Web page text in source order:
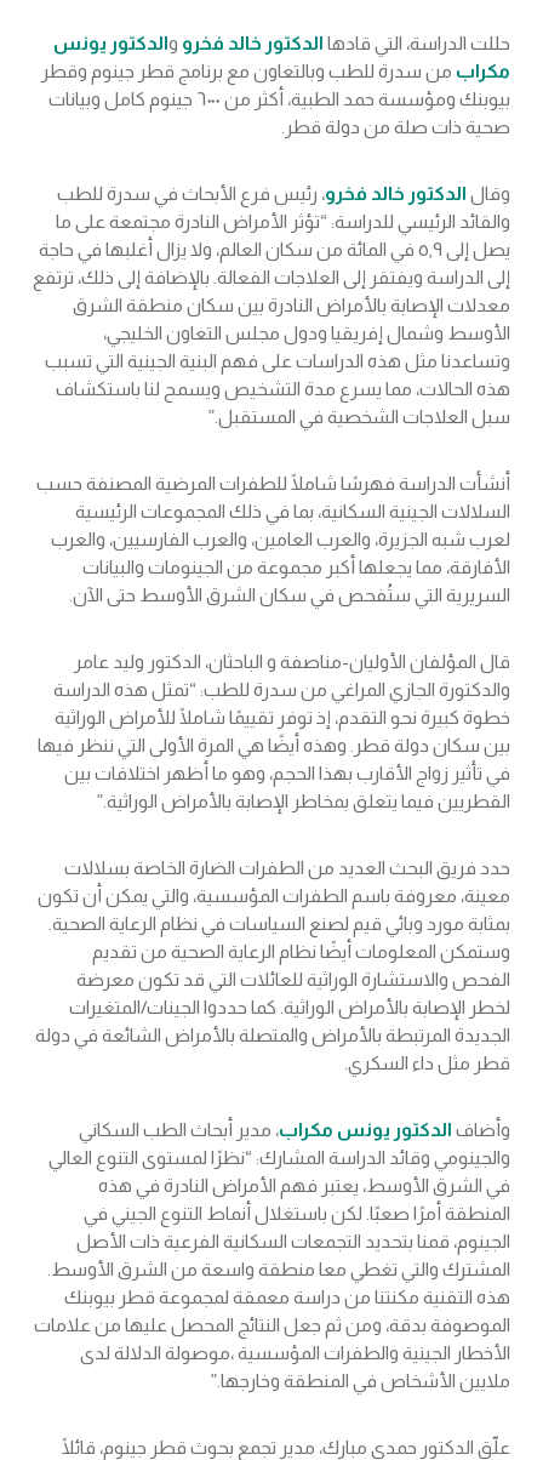
حللت الدراسة، التي قادها الدكتور خالد فخرو والدكتور يونس
مكراب من سدرة للطب وبالتعاون مع برنامج قطر جينوم وقطر
بيوبنك ومؤسسة حمد الطبية، أكثر من ٦٠٠٠ جينوم كامل وبيانات
صحية ذات صلة من دولة قطر.
وقال الدكتور خالد فخرو، رئيس فرع الأبحاث في سدرة للطب
والقائد الرئيسي للدراسة: “تؤثر الأمراض النادرة مجتمعة على ما
يصل إلى ٥,٩ في المائة من سكان العالم، ولا يزال أغلبها في حاجة
إلى الدراسة ويفتقر إلى العلاجات الفعالة. بالإضافة إلى ذلك، ترتفع
معدلات الإصابة بالأمراض النادرة بين سكان منطقة الشرق
الأوسط وشمال إفريقيا ودول مجلس التعاون الخليجي،
وتساعدنا مثل هذه الدراسات على فهم البنية الجينية التي تسبب
هذه الحالات، مما يسرع مدة التشخيص ويسمح لنا باستكشاف
سبل العلاجات الشخصية في المستقبل.”
أنشأت الدراسة فهرسًا شاملًا للطفرات المرضية المصنفة حسب
السلالات الجينية السكانية، بما في ذلك المجموعات الرئيسية
لعرب شبه الجزيرة، والعرب العامين، والعرب الفارسيين، والعرب
الأفارقة، مما يجعلها أكبر مجموعة من الجينومات والبيانات
السريرية التي ستُفحص في سكان الشرق الأوسط حتى الآن.
قال المؤلفان الأوليان-مناصفة و الباحثان، الدكتور وليد عامر
والدكتورة الجازي المراغي من سدرة للطب: “تمثل هذه الدراسة
خطوة كبيرة نحو التقدم، إذ توفر تقييمًا شاملًا للأمراض الوراثية
بين سكان دولة قطر. وهذه أيضًا هي المرة الأولى التي ننظر فيها
في تأثير زواج الأقارب بهذا الحجم، وهو ما أظهر اختلافات بين
القطريين فيما يتعلق بمخاطر الإصابة بالأمراض الوراثية.”
حدد فريق البحث العديد من الطفرات الضارة الخاصة بسلالات
معينة، معروفة باسم الطفرات المؤسسية، والتي يمكن أن تكون
بمثابة مورد وبائي قيم لصنع السياسات في نظام الرعاية الصحية.
وستمكن المعلومات أيضًا نظام الرعاية الصحية من تقديم
الفحص والاستشارة الوراثية للعائلات التي قد تكون معرضة
لخطر الإصابة بالأمراض الوراثية. كما حددوا الجينات/المتغيرات
الجديدة المرتبطة بالأمراض والمتصلة بالأمراض الشائعة في دولة
قطر مثل داء السكري.
وأضاف الدكتور يونس مكراب، مدير أبحاث الطب السكاني
والجينومي وقائد الدراسة المشارك: “نظرًا لمستوى التنوع العالي
في الشرق الأوسط، يعتبر فهم الأمراض النادرة في هذه
المنطقة أمرًا صعبًا. لكن باستغلال أنماط التنوع الجيني في
الجينوم، قمنا بتحديد التجمعات السكانية الفرعية ذات الأصل
المشترك والتي تغطي معا منطقة واسعة من الشرق الأوسط.
هذه التقنية مكنتنا من دراسة معمقة لمجموعة قطر بيوبنك
الموصوفة بدقة، ومن ثم جعل النتائج المحصل عليها من علامات
الأخطار الجينية والطفرات المؤسسية ،موصولة الدلالة لدى
ملايين الأشخاص في المنطقة وخارجها.”
علّق الدكتور حمدي مبارك، مدير تجمع بحوث قطر جينوم، قائلًا